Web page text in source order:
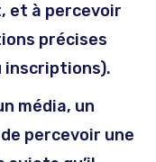
et à percevoir
précises
inscriptions).
média, un
percevoir une